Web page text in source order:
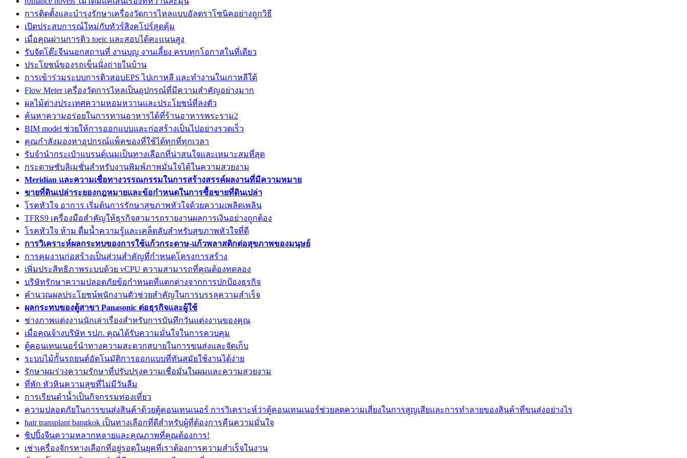
การติดตั้งและบำรุงรักษาเครื่องวัดการไหลแบบอัลตราโซนิคอย่างถูกวิธี
เปิดประสบการณ์ใหม่กับทัวร์สิงคโปร์สุดคุ้ม
เมื่อคุณผ่านการติว toeic และสอบได้คะแนนสูง
รับจัดโต๊ะจีนนอกสถานที่ งานบุญ งานเลี้ยง ครบทุกโอกาสในที่เดียว
ประโยชน์ของรถเข็นนั่งถ่ายในบ้าน
การเข้าร่วมระบบการติวสอบEPS ไปเกาหลี และทำงานในเกาหลีใต้
Flow Meter เครื่องวัดการไหลเป็นอุปกรณ์ที่มีความสำคัญอย่างมาก
ผลไม้ต่างประเทศความหอมหวานและประโยชน์ที่ลงตัว
ค้นหาความอร่อยในการทานอาหารได้ที่ร้านอาหารพระราม2
BIM model ช่วยให้การออกแบบและก่อสร้างเป็นไปอย่างรวดเร็ว
คุณกำลังมองหาอุปกรณ์แพ็คของที่ใช้ได้ทุกที่ทุกเวลา
รับจำนำกระเป๋าแบรนด์เนมเป็นทางเลือกที่น่าสนใจและเหมาะสมที่สุด
กระดาษซับลิเมชั่นสำหรับงานพิมพ์ภาพมั่นใจได้ในความสวยงาม
Meridian และความเชื่อทางวรรณกรรมในการสร้างสรรค์ผลงานที่มีความหมาย
ขายที่ดินเปล่าระยองกฎหมายและข้อกำหนดในการซื้อขายที่ดินเปล่า
โรคหัวใจ อาการ เริ่มต้นการรักษาสุขภาพหัวใจด้วยความเพลิดเพลิน
TFRS9 เครื่องมือสำคัญให้ธุรกิจสามารถรายงานผลการเงินอย่างถูกต้อง
โรคหัวใจ ห้าม ดื่มน้ำความรู้และเคล็ดลับสำหรับสุขภาพหัวใจที่ดี
การวิเคราะห์ผลกระทบของการใช้แก้วกระดาษ-แก้วพลาสติกต่อสุขภาพของมนุษย์
การคุมงานก่อสร้างเป็นส่วนสำคัญที่กำหนดโครงการสร้าง
เพิ่มประสิทธิภาพระบบด้วย vCPU ความสามารถที่คุณต้องทดลอง
บริษัทรักษาความปลอดภัยข้อกำหนดที่แตกต่างจากการปกป้องธุรกิจ
คำนวณผลประโยชน์พนักงานตัวช่วยสำคัญในการบรรลุความสำเร็จ
ผลกระทบของตู้สาขา Panasonic ต่อธุรกิจและผู้ใช้
ช่างภาพแต่งงานนักเล่าเรื่องสำหรับการบันทึกวันแต่งงานของคุณ
เมื่อคุณจ้างบริษัท รปภ. คุณได้รับความมั่นใจในการควบคุม
ตู้คอนเทนเนอร์นำทางความสะดวกสบายในการขนส่งและจัดเก็บ
ระบบไม้กั้นรถยนต์อัตโนมัติการออกแบบที่ทันสมัยใช้งานได้ง่าย
รักษาผมร่วงความรักษาที่ปรับปรุงความเชื่อมั่นในผมและความสวยงาม
ที่พัก หัวหินความสุขที่ไม่มีวันลืม
การเรียนดำน้ำเป็นกิจกรรมท่องเที่ยว
ความปลอดภัยในการขนส่งสินค้าด้วยตู้คอนเทนเนอร์ การวิเคราะห์ว่าตู้คอนเทนเนอร์ช่วยลดความเสี่ยงในการสูญเสียและการทำลายของสินค้าที่ขนส่งอย่างไร
hair transplant bangkok เป็นทางเลือกที่ดีสำหรับผู้ที่ต้องการคืนความมั่นใจ
ชิปปิ้งจีนความหลากหลายและคุณภาพที่คุณต้องการ!
เช่าเครื่องจักรทางเลือกที่อยู่รอดในยุคที่เราต้องการความสำเร็จในงาน